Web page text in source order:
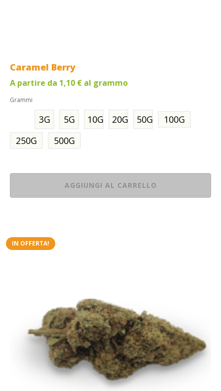
Caramel Berry
A partire da 1,10 € al grammo
Grammi
3G 5G 10G 20G 50G
100G
250G
500G
AGGIUNGI AL CARRELLO
IN OFFERTA!